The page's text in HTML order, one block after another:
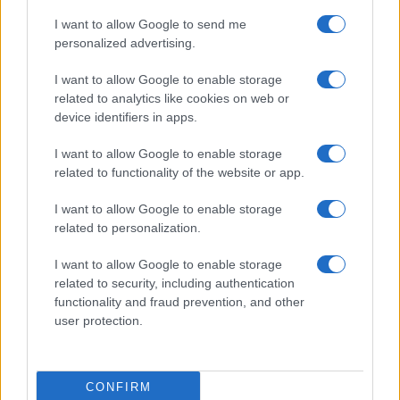
I want to allow Google to send me
personalized advertising.
I want to allow Google to enable storage
related to analytics like cookies on web or
device identifiers in apps.
I want to allow Google to enable storage
related to functionality of the website or app.
I want to allow Google to enable storage
related to personalization.
I want to allow Google to enable storage
related to security, including authentication
functionality and fraud prevention, and other
user protection.
CONFIRM
rischia di diventare irriconoscibile
diMichele Marsonet
13 Dicembre 2025, 5:57
La Disunione americana: una guerra